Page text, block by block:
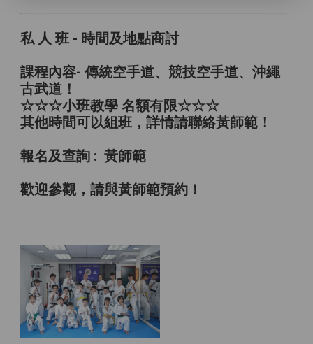
私 人 班 - 時間及地點商討
課程內容- 傳統空手道、競技空手道、沖繩
古武道！
☆☆☆小班教學 名額有限☆☆☆
其他時間可以組班，詳情請聯絡黃師範！
報名及查詢 : 黃師範
歡迎參觀，請與黃師範預約！